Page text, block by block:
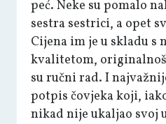
peć. Neke su pomalo
sestra sestrici, a opet
Cijena im je u skladu s
kvalitetom,
su ručni rad. I
potpis čovjeka koji,
nikad nije ukaljao svoj